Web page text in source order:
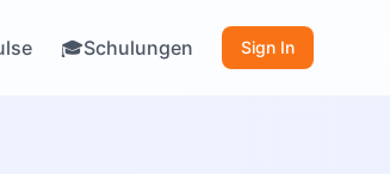
🎓Schulungen
Sign In